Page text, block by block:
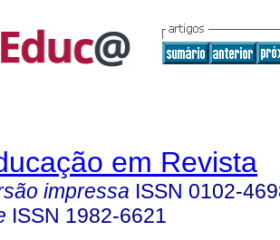
em Revista
impressa ISSN 0102-
ISSN 1982-6621